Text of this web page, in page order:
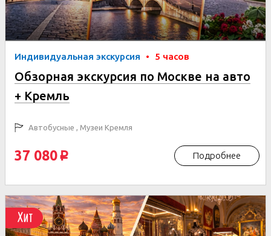
Индивидуальная экскурсия • 5 часов
Обзорная экскурсия по Москве на авто
+ Кремль
Автобусные , Музеи Кремля
37 080 p Подробнее
Хит